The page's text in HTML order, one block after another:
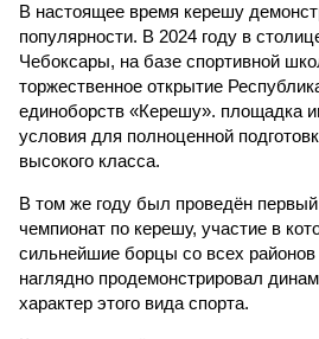
В настоящее время керешу
популярности. В 2024 году в
Чебоксары, на базе спортивной
торжественное открытие
единоборств «Керешу». площадка
условия для полноценной
высокого класса.
В том же году был проведён
чемпионат по керешу, участие в
сильнейшие борцы со всех
наглядно продемонстрировал
характер этого вида спорта.